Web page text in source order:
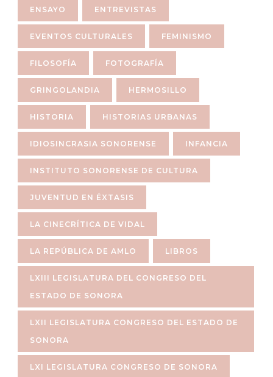
ENSAYO ENTREVISTAS
EVENTOS CULTURALES FEMINISMO
FILOSOFÍA FOTOGRAFÍA
GRINGOLANDIA HERMOSILLO
HISTORIA HISTORIAS URBANAS
IDIOSINCRASIA SONORENSE INFANCIA
INSTITUTO SONORENSE DE CULTURA
JUVENTUD EN ÉXTASIS
LA CINECRÍTICA DE VIDAL
LA REPÚBLICA DE AMLO LIBROS
LXIII LEGISLATURA DEL CONGRESO DEL
ESTADO DE SONORA
LXII LEGISLATURA CONGRESO DEL ESTADO DE
SONORA
LXI LEGISLATURA CONGRESO DE SONORA